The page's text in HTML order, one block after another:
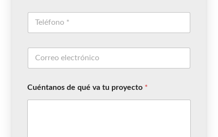
Cuéntanos de qué va tu proyecto *